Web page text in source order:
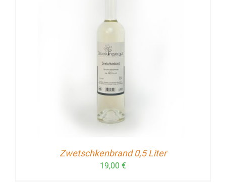
Zwetschkenbrand 0,5 Liter
19,00 €